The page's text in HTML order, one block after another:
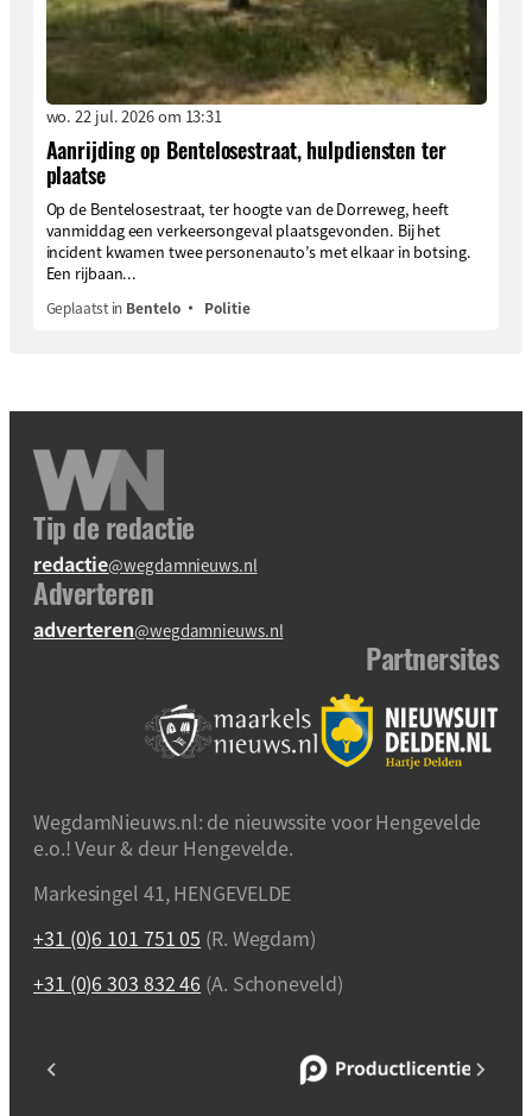
wo. 22 jul. 2026 om 13:31
Aanrijding op Bentelosestraat, hulpdiensten ter
plaatse
Op de Bentelosestraat, ter hoogte van de Dorreweg, heeft
vanmiddag een verkeersongeval plaatsgevonden. Bij het
incident kwamen twee personenauto’s met elkaar in botsing.
Een rijbaan...
Geplaatst in Bentelo Politie
Tip de redactie
redactie@wegdamnieuws.nl
Adverteren
adverteren@wegdamnieuws.nl
Partnersites
WegdamNieuws.nl: de nieuwssite voor Hengevelde
e.o.! Veur & deur Hengevelde.
Markesingel 41, HENGEVELDE
+31 (0)6 101 751 05 (R. Wegdam)
+31 (0)6 303 832 46 (A. Schoneveld)